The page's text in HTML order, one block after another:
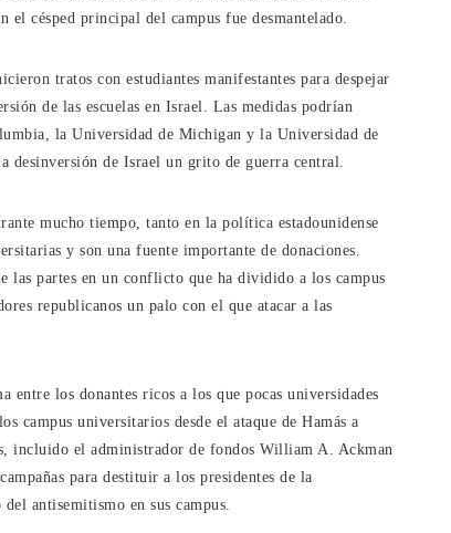
césped principal del campus fue desmantelado.
tratos con estudiantes manifestantes para despejar
de las escuelas en Israel. Las medidas podrían
la Universidad de Michigan y la Universidad de
desinversión de Israel un grito de guerra central.
mucho tiempo, tanto en la política estadounidense
y son una fuente importante de donaciones.
las partes en un conflicto que ha dividido a los campus
republicanos un palo con el que atacar a las
entre los donantes ricos a los que pocas universidades
campus universitarios desde el ataque de Hamás a
incluido el administrador de fondos William A. Ackman
para destituir a los presidentes de la
antisemitismo en sus campus.